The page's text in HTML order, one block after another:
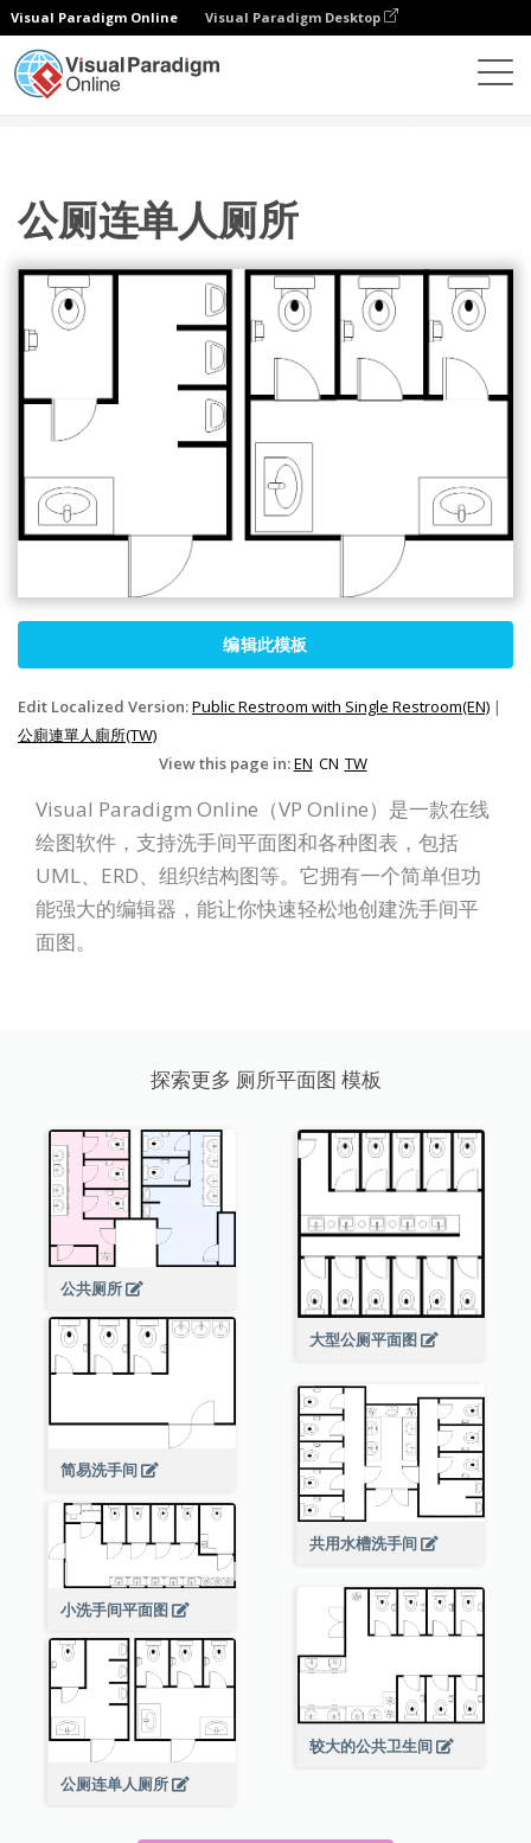
Visual Paradigm Online Visual Paradigm Desktop
公厕连单人厕所
编辑此模板
Edit Localized Version:Public Restroom with Single Restroom(EN) |
公廁連單人廁所(TW)
View this page in:EN CN TW
Visual Paradigm Online（VP Online）是一款在线
绘图软件，支持洗手间平面图和各种图表，包括
UML、ERD、组织结构图等。它拥有一个简单但功
能强大的编辑器，能让你快速轻松地创建洗手间平
面图。
探索更多 厕所平面图 模板
公共厕所
大型公厕平面图
简易洗手间
共用水槽洗手间
小洗手间平面图
较大的公共卫生间
公厕连单人厕所